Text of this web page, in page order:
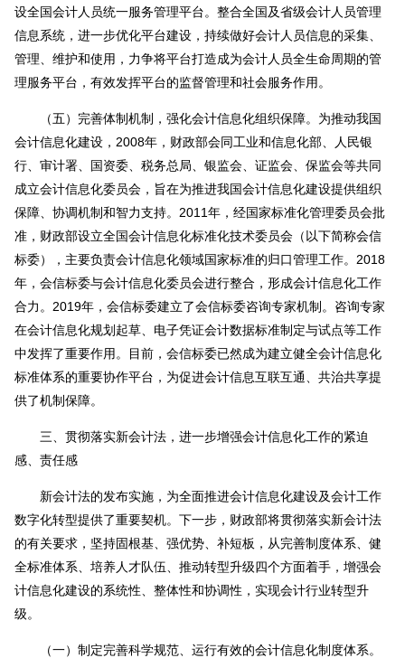
设全国会计人员统一服务管理平台。整合全国及省级会计人员管理
信息系统，进一步优化平台建设，持续做好会计人员信息的采集、
管理、维护和使用，力争将平台打造成为会计人员全生命周期的管
理服务平台，有效发挥平台的监督管理和社会服务作用。
（五）完善体制机制，强化会计信息化组织保障。为推动我国
会计信息化建设，2008年，财政部会同工业和信息化部、人民银
行、审计署、国资委、税务总局、银监会、证监会、保监会等共同
成立会计信息化委员会，旨在为推进我国会计信息化建设提供组织
保障、协调机制和智力支持。2011年，经国家标准化管理委员会批
准，财政部设立全国会计信息化标准化技术委员会（以下简称会信
标委），主要负责会计信息化领域国家标准的归口管理工作。2018
年，会信标委与会计信息化委员会进行整合，形成会计信息化工作
合力。2019年，会信标委建立了会信标委咨询专家机制。咨询专家
在会计信息化规划起草、电子凭证会计数据标准制定与试点等工作
中发挥了重要作用。目前，会信标委已然成为建立健全会计信息化
标准体系的重要协作平台，为促进会计信息互联互通、共治共享提
供了机制保障。
三、贯彻落实新会计法，进一步增强会计信息化工作的紧迫
感、责任感
新会计法的发布实施，为全面推进会计信息化建设及会计工作
数字化转型提供了重要契机。下一步，财政部将贯彻落实新会计法
的有关要求，坚持固根基、强优势、补短板，从完善制度体系、健
全标准体系、培养人才队伍、推动转型升级四个方面着手，增强会
计信息化建设的系统性、整体性和协调性，实现会计行业转型升
级。
（一）制定完善科学规范、运行有效的会计信息化制度体系。